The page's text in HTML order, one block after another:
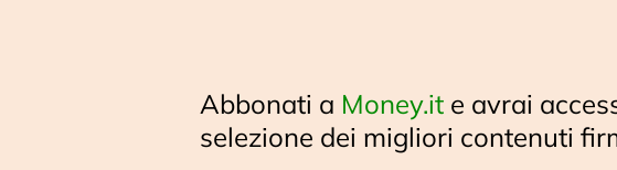
Abbonati a Money.it e avrai
selezione dei migliori contenuti